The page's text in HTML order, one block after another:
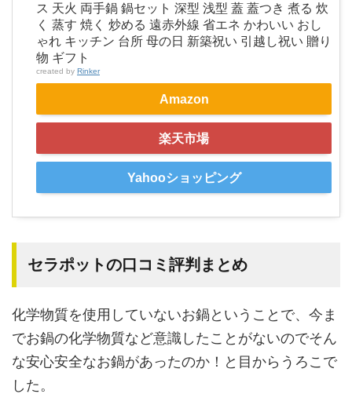
ス 天火 両手鍋 鍋セット 深型 浅型 蓋 蓋つき 煮る 炊
く 蒸す 焼く 炒める 遠赤外線 省エネ かわいい おし
ゃれ キッチン 台所 母の日 新築祝い 引越し祝い 贈り
物 ギフト
created by Rinker
Amazon
楽天市場
Yahooショッピング
セラポットの口コミ評判まとめ
化学物質を使用していないお鍋ということで、今ま
でお鍋の化学物質など意識したことがないのでそん
な安心安全なお鍋があったのか！と目からうろこで
した。